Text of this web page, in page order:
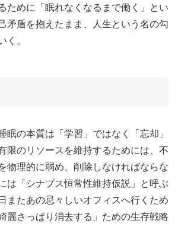
ために「眠れなくなるまで働く」とい
矛盾を抱えたまま、人生という名の勾
く。
眠の本質は「学習」ではなく「忘却」
限のリソースを維持するためには、不
物理的に弱め、削除しなければならな
は「シナプス恒常性維持仮説」と呼ぶ
またあの忌々しいオフィスへ行くため
麗さっぱり消去する」ための生存戦略